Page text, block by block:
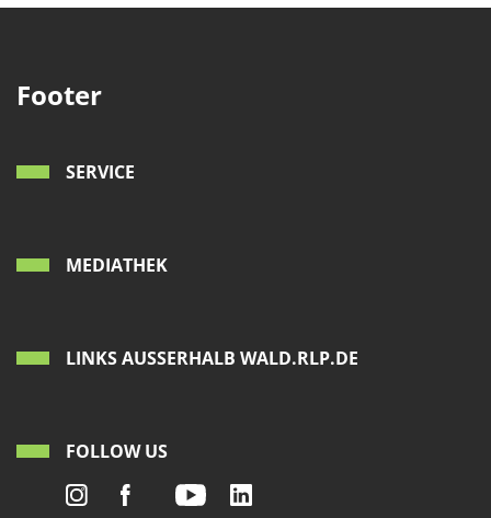
Footer
SERVICE
MEDIATHEK
LINKS AUSSERHALB WALD.RLP.DE
FOLLOW US